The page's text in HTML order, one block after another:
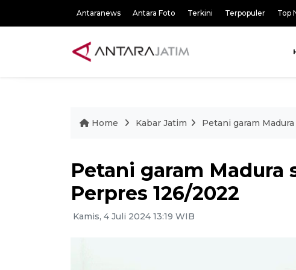
Antaranews Antara Foto Terkini Terpopuler Top
Home Kabar Jatim Petani garam
Petani garam Madura
Perpres 126/2022
Kamis, 4 Juli 2024 13:19 WIB